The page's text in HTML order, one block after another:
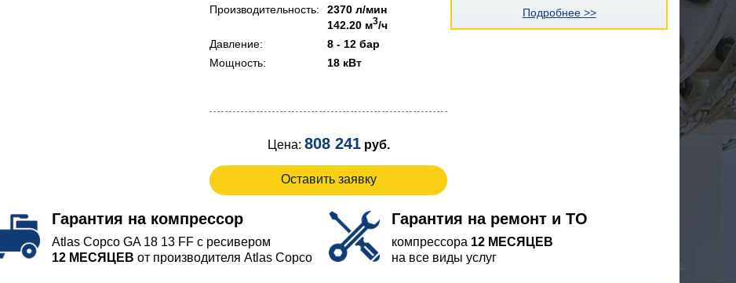
Производительность:
2370 л/мин
142.20 м3/ч
Давление:
8 - 12 бар
Мощность:
18 кВт
Цена: 808 241 руб.
Оставить заявку
Подробнее >>
Гарантия на компрессор
Atlas Copco GA 18 13 FF с ресивером
12 МЕСЯЦЕВ от производителя Atlas Copco
Гарантия на ремонт и ТО
компрессора 12 МЕСЯЦЕВ
на все виды услуг